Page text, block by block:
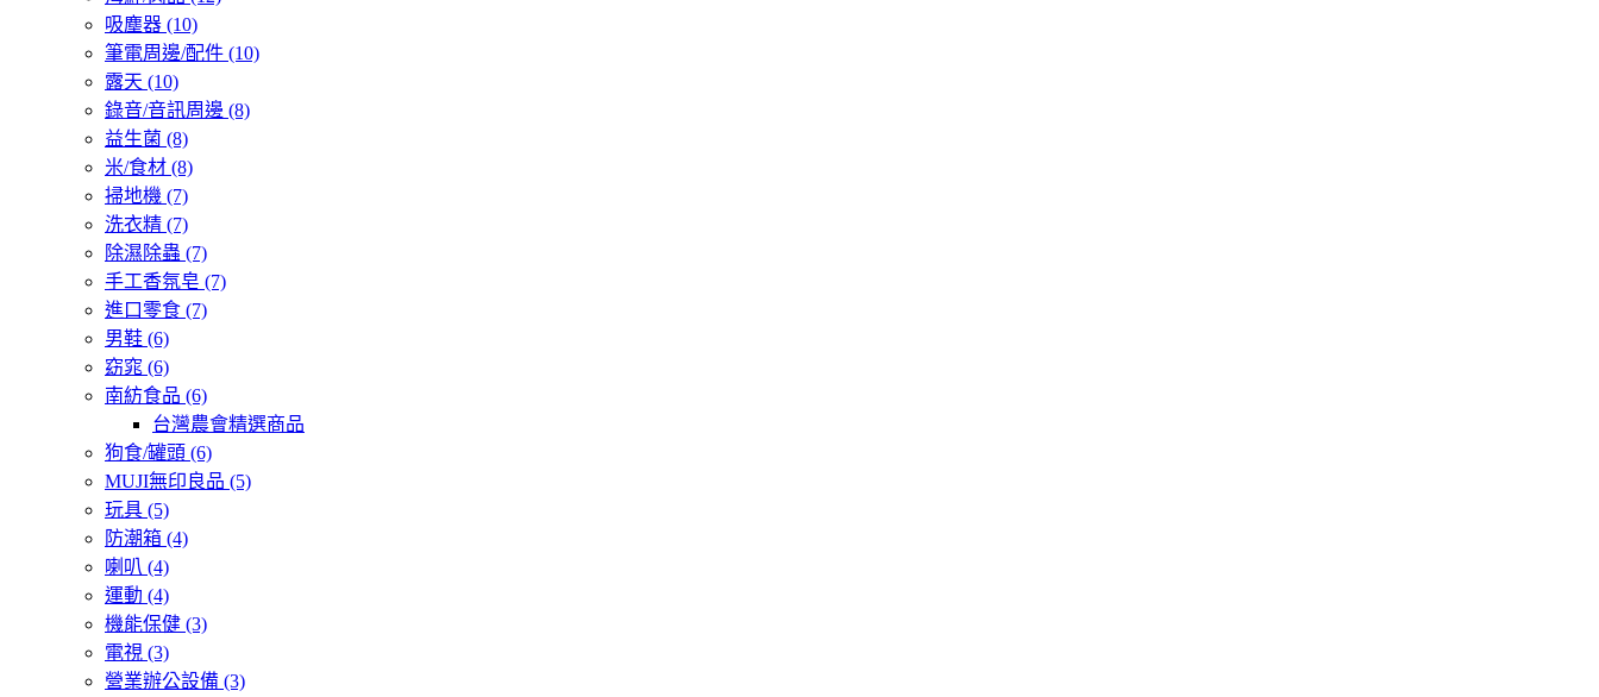
吸塵器 (10)
筆電周邊/配件 (10)
露天 (10)
錄音/音訊周邊 (8)
益生菌 (8)
米/食材 (8)
掃地機 (7)
洗衣精 (7)
除濕除蟲 (7)
手工香氛皂 (7)
進口零食 (7)
男鞋 (6)
窈窕 (6)
南紡食品 (6)
台灣農會精選商品
狗食/罐頭 (6)
MUJI無印良品 (5)
玩具 (5)
防潮箱 (4)
喇叭 (4)
運動 (4)
機能保健 (3)
電視 (3)
營業辦公設備 (3)